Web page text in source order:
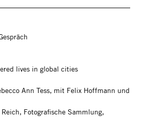
lives in global cities
Ann Tess, mit Felix Hoffmann und
Fotografische Sammlung,